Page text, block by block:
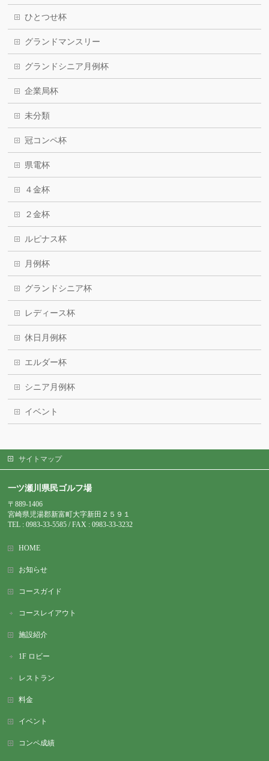
ひとつせ杯
グランドマンスリー
グランドシニア月例杯
企業局杯
未分類
冠コンペ杯
県電杯
４金杯
２金杯
ルピナス杯
月例杯
グランドシニア杯
レディース杯
休日月例杯
エルダー杯
シニア月例杯
イベント
サイトマップ
一ツ瀬川県民ゴルフ場
〒889-1406
宮崎県児湯郡新富町大字新田２５９１
TEL : 0983-33-5585 / FAX : 0983-33-3232
HOME
お知らせ
コースガイド
コースレイアウト
施設紹介
1F ロビー
レストラン
料金
イベント
コンペ成績